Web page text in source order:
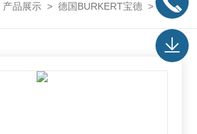
产品展示 > 德国BURKERT宝德 > 宝德BURKERT流量传感器